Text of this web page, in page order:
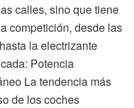
calles, sino que tiene
competición, desde las
la electrizante
Potencia
La tendencia más
de los coches